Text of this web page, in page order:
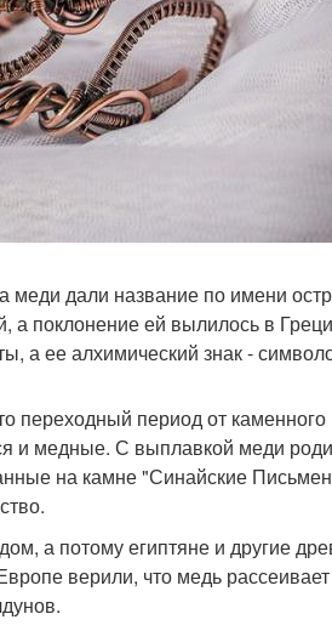
дали название по имени
а поклонение ей вылилось в
а ее алхимический знак -
период от каменного
и медные. С выплавкой меди
на камне "Синайские
а потому египтяне и другие
верили, что медь